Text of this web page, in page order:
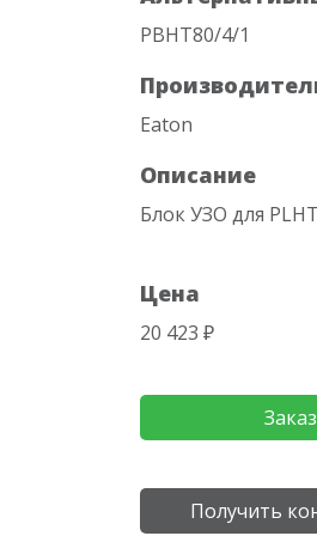
PBHT80/4/1
Eaton
Описание
Блок УЗО для
Цена
20 423 ₽
Получить